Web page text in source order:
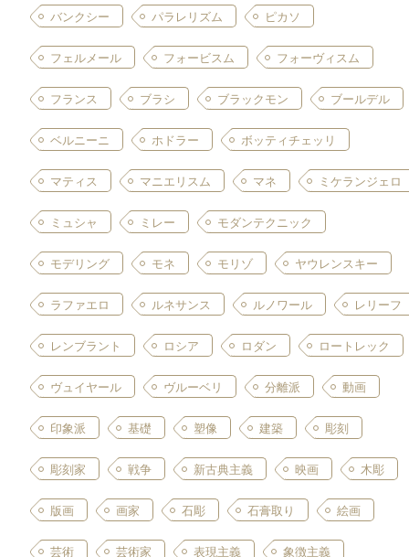
バンクシー パラレリズム ピカソ
フェルメール フォービスム フォーヴィスム
フランス ブラシ ブラックモン ブールデル
ベルニーニ ホドラー ボッティチェッリ
マティス マニエリスム マネ ミケランジェロ
ミュシャ ミレー モダンテクニック
モデリング モネ モリゾ ヤウレンスキー
ラファエロ ルネサンス ルノワール レリーフ
レンブラント ロシア ロダン ロートレック
ヴュイヤール ヴルーベリ 分離派 動画
印象派 基礎 塑像 建築 彫刻
彫刻家 戦争 新古典主義 映画 木彫
版画 画家 石彫 石膏取り 絵画
芸術 芸術家 表現主義 象徴主義